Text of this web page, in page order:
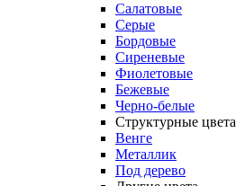
Салатовые
Серые
Бордовые
Сиреневые
Фиолетовые
Бежевые
Черно-белые
Структурные цвета
Венге
Металлик
Под дерево